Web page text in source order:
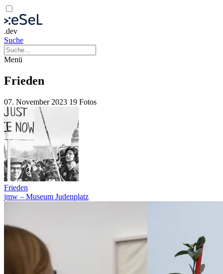
.dev
Suche
Menü
Frieden
07. November 2023 19 Fotos
Frieden
jmw – Museum Judenplatz